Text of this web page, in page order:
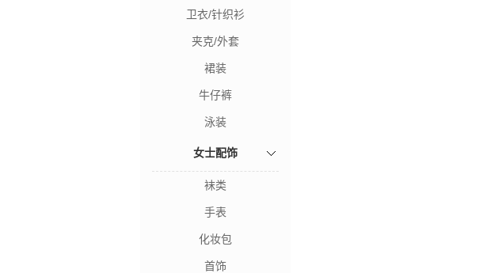
卫衣/针织衫
夹克/外套
裙装
牛仔裤
泳装
女士配饰
袜类
手表
化妆包
首饰